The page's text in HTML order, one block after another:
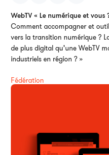
WebTV « Le numérique et
Comment accompagner et
vers la transition numérique ?
de plus digital qu’une WebTV
industriels en région ? »
Fédération